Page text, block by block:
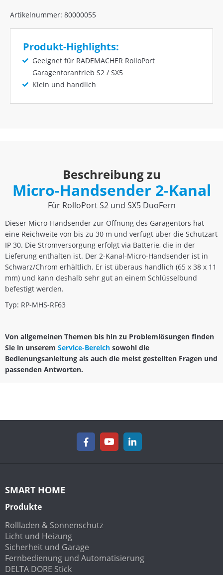
Artikelnummer: 80000055
Produkt-Highlights:
Geeignet für RADEMACHER RolloPort
Garagentorantrieb S2 / SX5
Klein und handlich
Beschreibung zu
Micro-Handsender 2-Kanal
Für RolloPort S2 und SX5 DuoFern
Dieser Micro-Handsender zur Öffnung des Garagentors hat
eine Reichweite von bis zu 30 m und verfügt über die Schutzart
IP 30. Die Stromversorgung erfolgt via Batterie, die in der
Lieferung enthalten ist. Der 2-Kanal-Micro-Handsender ist in
Schwarz/Chrom erhältlich. Er ist überaus handlich (65 x 38 x 11
mm) und kann deshalb sehr gut an einem Schlüsselbund
befestigt werden.
Typ: RP-MHS-RF63
Von allgemeinen Themen bis hin zu Problemlösungen finden
Sie in unserem Service-Bereich sowohl die
Bedienungsanleitung als auch die meist gestellten Fragen und
passenden Antworten.
SMART HOME
Produkte
Rollladen & Sonnenschutz
Licht und Heizung
Sicherheit und Garage
Fernbedienung und Automatisierung
DELTA DORE Stick